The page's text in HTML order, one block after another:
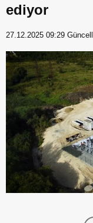
ediyor
27.12.2025 09:29